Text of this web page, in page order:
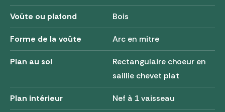
Voûte ou plafond Bois
Forme de la voûte Arc en mitre
Plan au sol
Rectangulaire choeur en
saillie chevet plat
Plan intérieur Nef à 1 vaisseau